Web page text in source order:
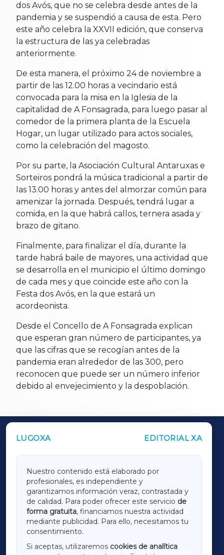
dos Avós, que no se celebra desde antes de la
pandemia y se suspendió a causa de esta. Pero
este año celebra la XXVII edición, que conserva
la estructura de las ya celebradas
anteriormente.
De esta manera, el próximo 24 de noviembre a
partir de las 12.00 horas a vecindario está
convocada para la misa en la Iglesia de la
capitalidad de A Fonsagrada, para luego pasar al
comedor de la primera planta de la Escuela
Hogar, un lugar utilizado para actos sociales,
como la celebración del magosto.
Por su parte, la Asociación Cultural Antaruxas e
Sorteiros pondrá la música tradicional a partir de
las 13.00 horas y antes del almorzar común para
amenizar la jornada. Después, tendrá lugar a
comida, en la que habrá callos, ternera asada y
brazo de gitano.
Finalmente, para finalizar el día, durante la
tarde habrá baile de mayores, una actividad que
se desarrolla en el municipio el último domingo
de cada mes y que coincide este año con la
Festa dos Avós, en la que estará un
acordeonista.
Desde el Concello de A Fonsagrada explican
que esperan gran número de participantes, ya
que las cifras que se recogían antes de la
pandemia eran alrededor de las 300, pero
reconocen que puede ser un número inferior
debido al envejecimiento y la despoblación.
LUGOXA EDITORIAL XA
Nuestro contenido está elaborado por
profesionales, es independiente y
garantizamos información veraz, contrastada y
de calidad. Para poder ofrecer este servicio de
forma gratuita, financiamos nuestra actividad
mediante publicidad. Para ello, necesitamos tu
consentimiento.
Si aceptas, utilizaremos cookies de analítica
OUTROS PERIÓDICOS
LUGOXA
TERRACHAXA